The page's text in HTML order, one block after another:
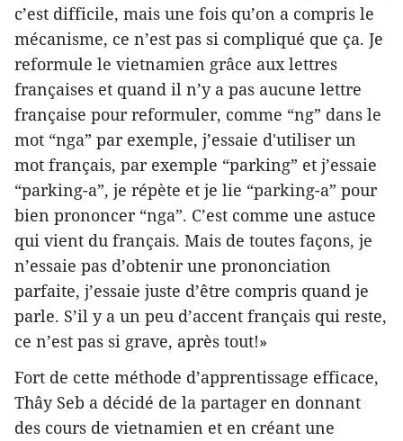
c’est difficile, mais une fois qu’on a compris le
mécanisme, ce n’est pas si compliqué que ça. Je
reformule le vietnamien grâce aux lettres
françaises et quand il n’y a pas aucune lettre
française pour reformuler, comme “ng” dans le
mot “nga” par exemple, j’essaie d'utiliser un
mot français, par exemple “parking” et j’essaie
“parking-a”, je répète et je lie “parking-a” pour
bien prononcer “nga”. C’est comme une astuce
qui vient du français. Mais de toutes façons, je
n’essaie pas d’obtenir une prononciation
parfaite, j’essaie juste d’être compris quand je
parle. S’il y a un peu d’accent français qui reste,
ce n’est pas si grave, après tout!»
Fort de cette méthode d’apprentissage efficace,
Thây Seb a décidé de la partager en donnant
des cours de vietnamien et en créant une